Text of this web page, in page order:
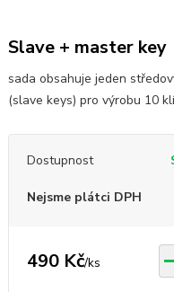
Slave + master key
sada obsahuje jeden
(slave keys) pro výrobu 10
Dostupnost
Nejsme plátci DPH
490 Kč/ks